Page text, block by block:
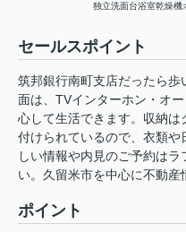
独立洗面台浴室乾燥機
セールスポイント
筑邦銀行南町支店だったら歩
面は、TVインターホン・オ
心して生活できます。収納は
付けられているので、衣類
しい情報や内見のご予約は
い。久留米市を中心に不動産
ポイント